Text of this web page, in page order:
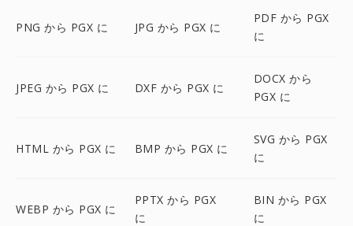
PNG から PGX に JPG から PGX に
PDF から PGX
に
JPEG から PGX に DXF から PGX に
DOCX から
PGX に
HTML から PGX に BMP から PGX に
SVG から PGX
に
WEBP から PGX に
PPTX から PGX
に
BIN から PGX
に